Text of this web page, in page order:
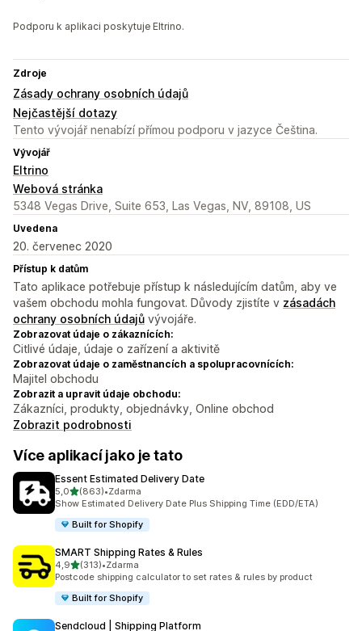
Podporu k aplikaci poskytuje Eltrino.
Zdroje
Zásady ochrany osobních údajů
Nejčastější dotazy
Tento vývojář nenabízí přímou podporu v jazyce Čeština.
Vývojář
Eltrino
Webová stránka
5348 Vegas Drive, Suite 653, Las Vegas, NV, 89108, US
Uvedena
20. červenec 2020
Přístup k datům
Tato aplikace potřebuje přístup k následujícím datům, aby ve
vašem obchodu mohla fungovat. Důvody zjistíte v zásadách
ochrany osobních údajů vývojáře.
Zobrazovat údaje o zákaznících:
Citlivé údaje, údaje o zařízení a aktivitě
Zobrazovat údaje o zaměstnancích a spolupracovnících:
Majitel obchodu
Zobrazit a upravit údaje obchodu:
Zákazníci, produkty, objednávky, Online obchod
Zobrazit podrobnosti
Více aplikací jako je tato
Essent Estimated Delivery Date
5,0z 5 hvězd
(863)
Celkový počet recenzí: 863
•Zdarma
Show Estimated Delivery Date Plus Shipping Time (EDD/ETA)
Built for Shopify
SMART Shipping Rates & Rules
4,9z 5 hvězd
(313)
Celkový počet recenzí: 313
•Zdarma
Postcode shipping calculator to set rates & rules by product
Built for Shopify
Sendcloud | Shipping Platform